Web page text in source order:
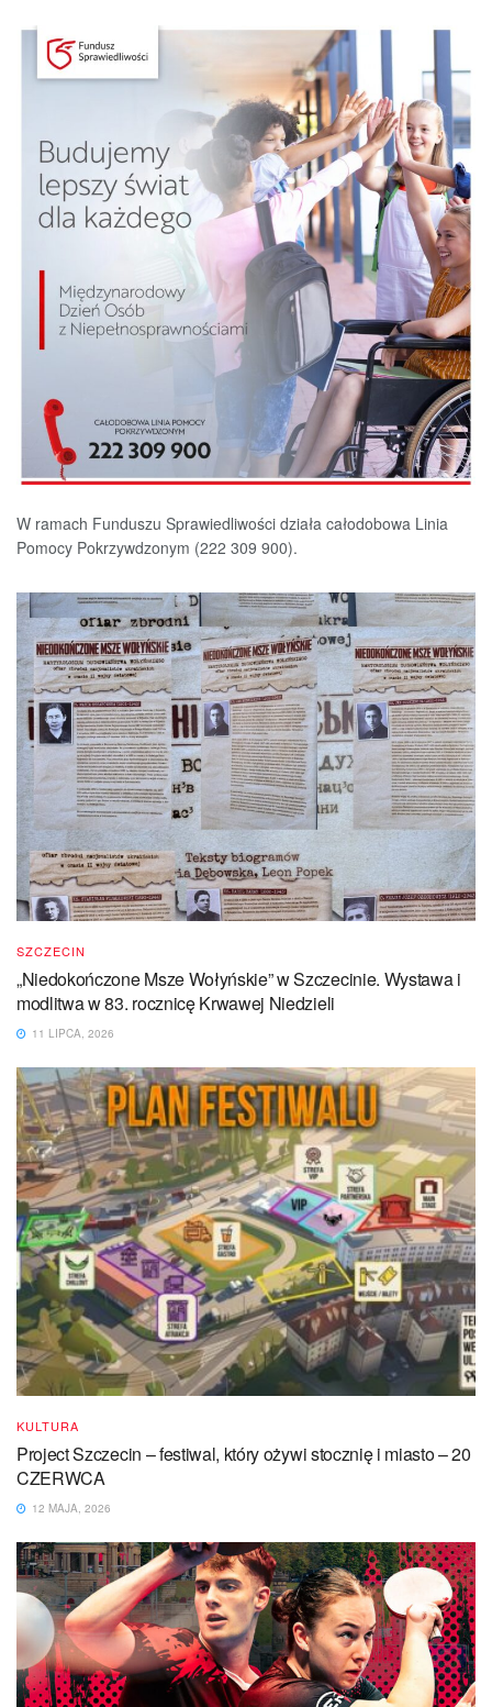
W ramach Funduszu Sprawiedliwości działa całodobowa Linia
Pomocy Pokrzywdzonym (222 309 900).
SZCZECIN
„Niedokończone Msze Wołyńskie” w Szczecinie. Wystawa i
modlitwa w 83. rocznicę Krwawej Niedzieli
11 LIPCA, 2026
KULTURA
Project Szczecin – festiwal, który ożywi stocznię i miasto – 20
CZERWCA
12 MAJA, 2026